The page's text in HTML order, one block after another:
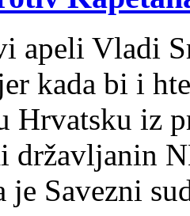
apeli Vladi
kada bi i
Hrvatsku iz
državljanin
je Savezni